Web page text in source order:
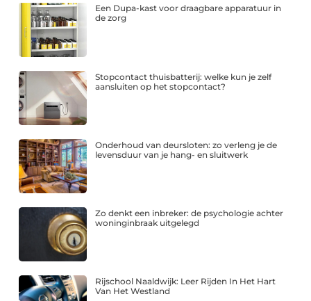
Een Dupa-kast voor draagbare apparatuur in
de zorg
Stopcontact thuisbatterij: welke kun je zelf
aansluiten op het stopcontact?
Onderhoud van deursloten: zo verleng je de
levensduur van je hang- en sluitwerk
Zo denkt een inbreker: de psychologie achter
woninginbraak uitgelegd
Rijschool Naaldwijk: Leer Rijden In Het Hart
Van Het Westland